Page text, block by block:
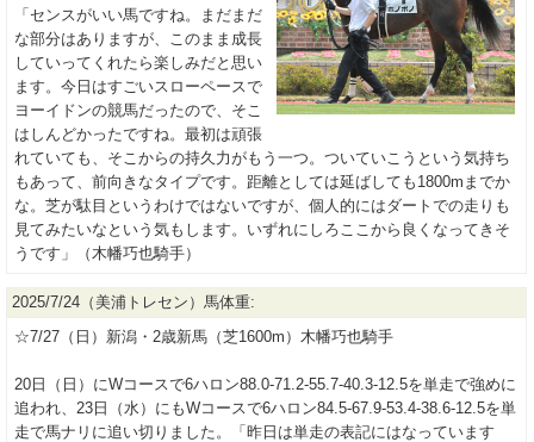
「センスがいい馬ですね。まだまだ
な部分はありますが、このまま成長
していってくれたら楽しみだと思い
ます。今日はすごいスローペースで
ヨーイドンの競馬だったので、そこ
はしんどかったですね。最初は頑張
れていても、そこからの持久力がもう一つ。ついていこうという気持ち
もあって、前向きなタイプです。距離としては延ばしても1800mまでか
な。芝が駄目というわけではないですが、個人的にはダートでの走りも
見てみたいなという気もします。いずれにしろここから良くなってきそ
うです」（木幡巧也騎手）
2025/7/24（美浦トレセン）馬体重:
☆7/27（日）新潟・2歳新馬（芝1600m）木幡巧也騎手
20日（日）にWコースで6ハロン88.0-71.2-55.7-40.3-12.5を単走で強めに
追われ、23日（水）にもWコースで6ハロン84.5-67.9-53.4-38.6-12.5を単
走で馬ナリに追い切りました。「昨日は単走の表記にはなっています